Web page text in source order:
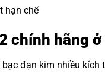
hạn chế
chính hãng ở
đạn kim nhiều